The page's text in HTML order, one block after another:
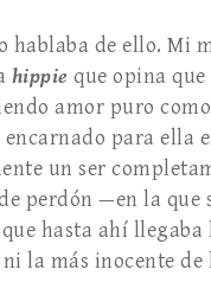
hablaba de ello. Mi
hippie que opina
amor puro
encarnado para
un ser
perdón —en la
hasta ahí
la más inocente de